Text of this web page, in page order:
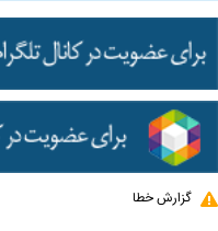
گزارش خطا